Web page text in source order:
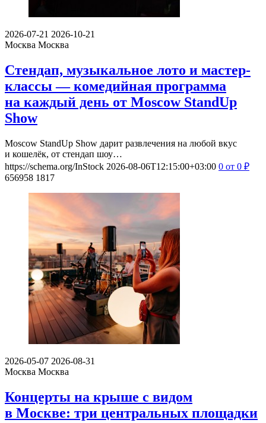
2026-07-21 2026-10-21
Москва Москва
Стендап, музыкальное лото и мастер-
классы — комедийная программа
на каждый день от Moscow StandUp
Show
Moscow StandUp Show дарит развлечения на любой вкус
и кошелёк, от стендап шоу…
https://schema.org/InStock 2026-08-06T12:15:00+03:00 0 от 0 ₽
656958 1817
2026-05-07 2026-08-31
Москва Москва
Концерты на крыше с видом
в Москве: три центральных площадки